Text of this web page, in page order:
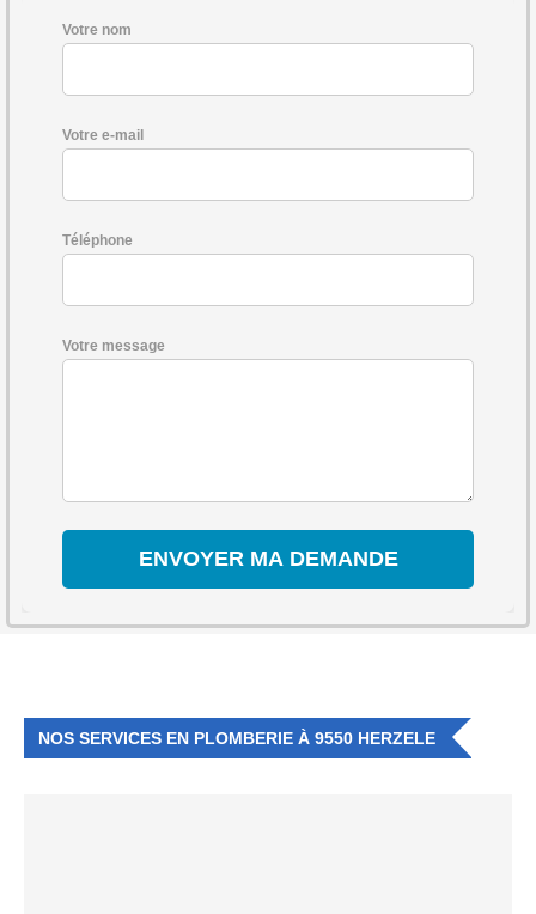
Votre nom
Votre e-mail
Téléphone
Votre message
NOS SERVICES EN PLOMBERIE À 9550 HERZELE